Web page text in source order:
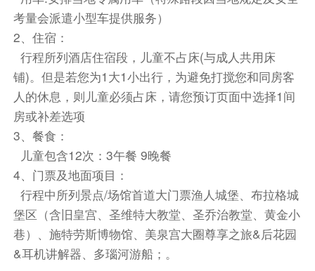
【萨尔茨堡城堡】远观
团餐
或FourSide Hotel Salzburg Messe.Trademark
collection by Wyndham
餐饮
早餐：自理
住宿
阿玛德斯哈芬拉特酒店 或 萨尔茨堡市假日酒店 或 萨
尔茨堡市NH精选酒店 或 萨尔茨堡多林特城市酒店 或
萨尔茨堡机场莱昂纳多酒店 或 萨尔茨堡皮特伊姆劳
尔酒店
考量会派遣小型车提供服务）
2、住宿：
行程所列酒店住宿段，儿童不占床(与成人共用床
铺)。但是若您为1大1小出行，为避免打搅您和同房客
人的休息，则儿童必须占床，请您预订页面中选择1间
房或补差选项
3、餐食：
儿童包含12次：3午餐 9晚餐
4、门票及地面项目：
行程中所列景点/场馆首道大门票渔人城堡、布拉格城
堡区（含旧皇宫、圣维特大教堂、圣乔治教堂、黄金小
巷）、施特劳斯博物馆、美泉宫大圈尊享之旅&后花园
&耳机讲解器、多瑙河游船；。